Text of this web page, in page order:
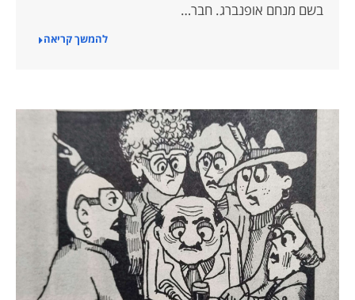
בשם מנחם אופנברג. חבר…
להמשך קריאה